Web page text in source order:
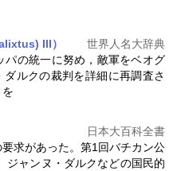
III）
世界人名大辞典
パの統一に努め，敵軍をベオグ
ダルクの裁判を詳細に再調査さ
日本大百科全書
求があった。第1回バチカン公
ジャンヌ・ダルクなどの国民的